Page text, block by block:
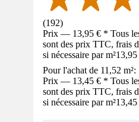
(192)
Prix — 13,95 € * Tous
sont des prix TTC, frais
si nécessaire par m²13,95
Pour l'achat de 11,52 m²:
Prix — 13,45 € * Tous
sont des prix TTC, frais
si nécessaire par m²13,45